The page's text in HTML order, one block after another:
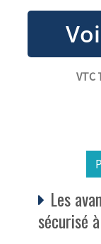
VTC
Les
sécurisé